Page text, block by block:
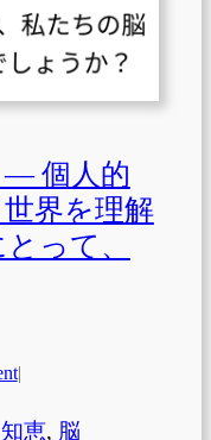
— 個人的
界を理解
って、
|
知恵, 脳